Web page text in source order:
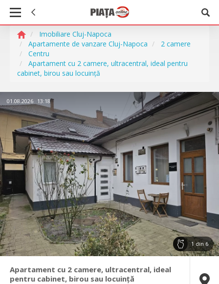
Imobiliare Cluj-Napoca
Apartamente de vanzare Cluj-Napoca
2 camere
Centru
Apartament cu 2 camere, ultracentral, ideal pentru
cabinet, birou sau locuință
01.08.2026 13:18
1 din 6
Apartament cu 2 camere, ultracentral, ideal
pentru cabinet, birou sau locuință